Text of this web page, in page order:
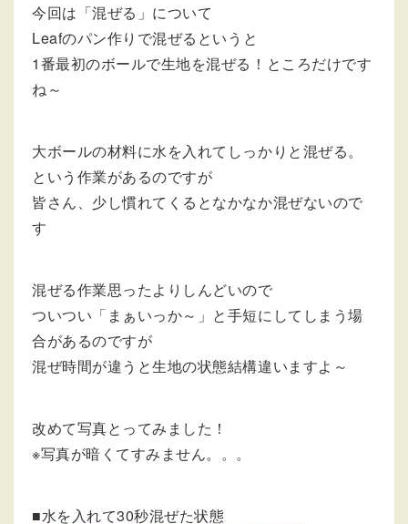
今回は「混ぜる」について
Leafのパン作りで混ぜるというと
1番最初のボールで生地を混ぜる！ところだけです
ね～
大ボールの材料に水を入れてしっかりと混ぜる。
という作業があるのですが
皆さん、少し慣れてくるとなかなか混ぜないので
す
混ぜる作業思ったよりしんどいので
ついつい「まぁいっか～」と手短にしてしまう場
合があるのですが
混ぜ時間が違うと生地の状態結構違いますよ～
改めて写真とってみました！
※写真が暗くてすみません。。。
■水を入れて30秒混ぜた状態